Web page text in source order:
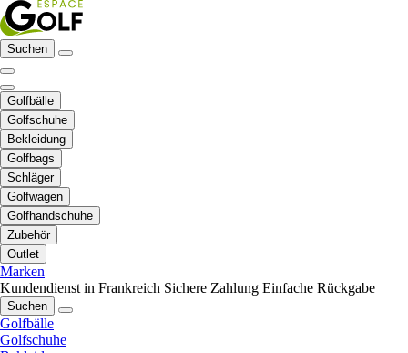
Suchen
Golfbälle
Golfschuhe
Bekleidung
Golfbags
Schläger
Golfwagen
Golfhandschuhe
Zubehör
Outlet
Marken
Kundendienst in Frankreich Sichere Zahlung Einfache Rückgabe
Suchen
Golfbälle
Golfschuhe